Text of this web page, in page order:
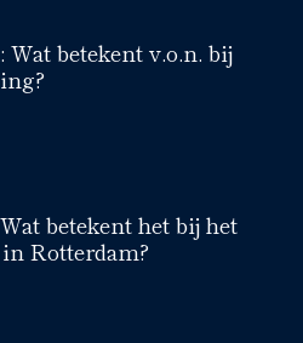
betekent v.o.n. bij
betekent het bij het
Rotterdam?